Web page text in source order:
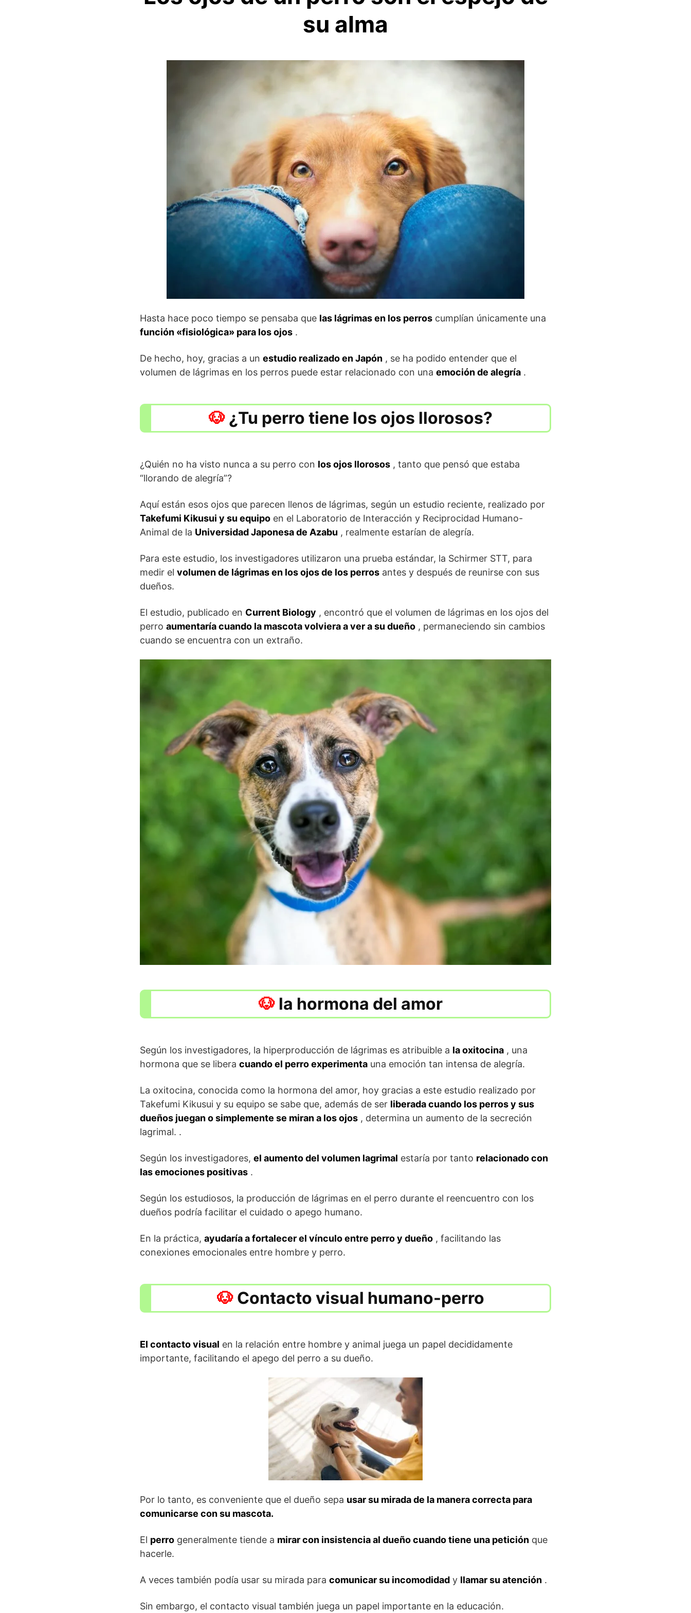
su alma
Hasta hace poco tiempo se pensaba que las lágrimas en los perros cumplían únicamente una
función «fisiológica» para los ojos .
De hecho, hoy, gracias a un estudio realizado en Japón , se ha podido entender que el
volumen de lágrimas en los perros puede estar relacionado con una emoción de alegría .
¿Tu perro tiene los ojos llorosos?
¿Quién no ha visto nunca a su perro con los ojos llorosos , tanto que pensó que estaba
“llorando de alegría”?
Aquí están esos ojos que parecen llenos de lágrimas, según un estudio reciente, realizado por
Takefumi Kikusui y su equipo en el Laboratorio de Interacción y Reciprocidad Humano-
Animal de la Universidad Japonesa de Azabu , realmente estarían de alegría.
Para este estudio, los investigadores utilizaron una prueba estándar, la Schirmer STT, para
medir el volumen de lágrimas en los ojos de los perros antes y después de reunirse con sus
dueños.
El estudio, publicado en Current Biology , encontró que el volumen de lágrimas en los ojos del
perro aumentaría cuando la mascota volviera a ver a su dueño , permaneciendo sin cambios
cuando se encuentra con un extraño.
la hormona del amor
Según los investigadores, la hiperproducción de lágrimas es atribuible a la oxitocina , una
hormona que se libera cuando el perro experimenta una emoción tan intensa de alegría.
La oxitocina, conocida como la hormona del amor, hoy gracias a este estudio realizado por
Takefumi Kikusui y su equipo se sabe que, además de ser liberada cuando los perros y sus
dueños juegan o simplemente se miran a los ojos , determina un aumento de la secreción
lagrimal. .
Según los investigadores, el aumento del volumen lagrimal estaría por tanto relacionado con
las emociones positivas .
Según los estudiosos, la producción de lágrimas en el perro durante el reencuentro con los
dueños podría facilitar el cuidado o apego humano.
En la práctica, ayudaría a fortalecer el vínculo entre perro y dueño , facilitando las
conexiones emocionales entre hombre y perro.
Contacto visual humano-perro
El contacto visual en la relación entre hombre y animal juega un papel decididamente
importante, facilitando el apego del perro a su dueño.
Por lo tanto, es conveniente que el dueño sepa usar su mirada de la manera correcta para
comunicarse con su mascota.
El perro generalmente tiende a mirar con insistencia al dueño cuando tiene una petición que
hacerle.
A veces también podía usar su mirada para comunicar su incomodidad y llamar su atención .
Sin embargo, el contacto visual también juega un papel importante en la educación.